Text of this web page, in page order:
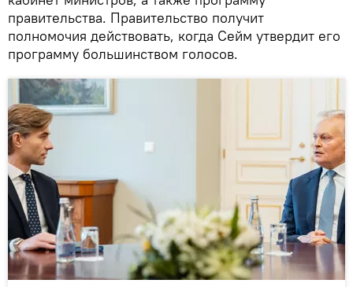
правительства. Правительство получит
полномочия действовать, когда Сейм утвердит его
программу большинством голосов.